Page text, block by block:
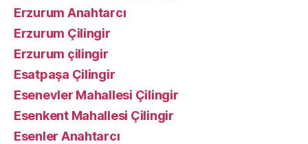
Erzurum Anahtarcı
Erzurum Çilingir
Erzurum çilingir
Esatpaşa Çilingir
Esenevler Mahallesi Çilingir
Esenkent Mahallesi Çilingir
Esenler Anahtarcı